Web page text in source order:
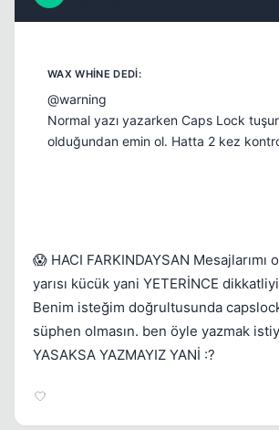
@warning
Normal yazı yazarken Caps Lock
olduğundan emin ol. Hatta 2 kez
😱 HACI FARKINDAYSAN Mesajlarımı
yarısı kücük yani YETERİNCE
Benim isteğim doğrultusunda
süphen olmasın. ben öyle yazmak
YASAKSA YAZMAYIZ YANİ :?